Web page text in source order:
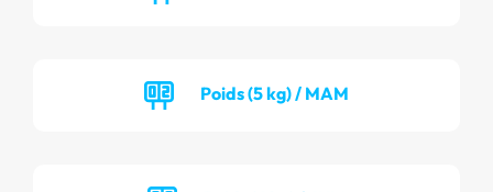
Poids (5 kg) / MAM